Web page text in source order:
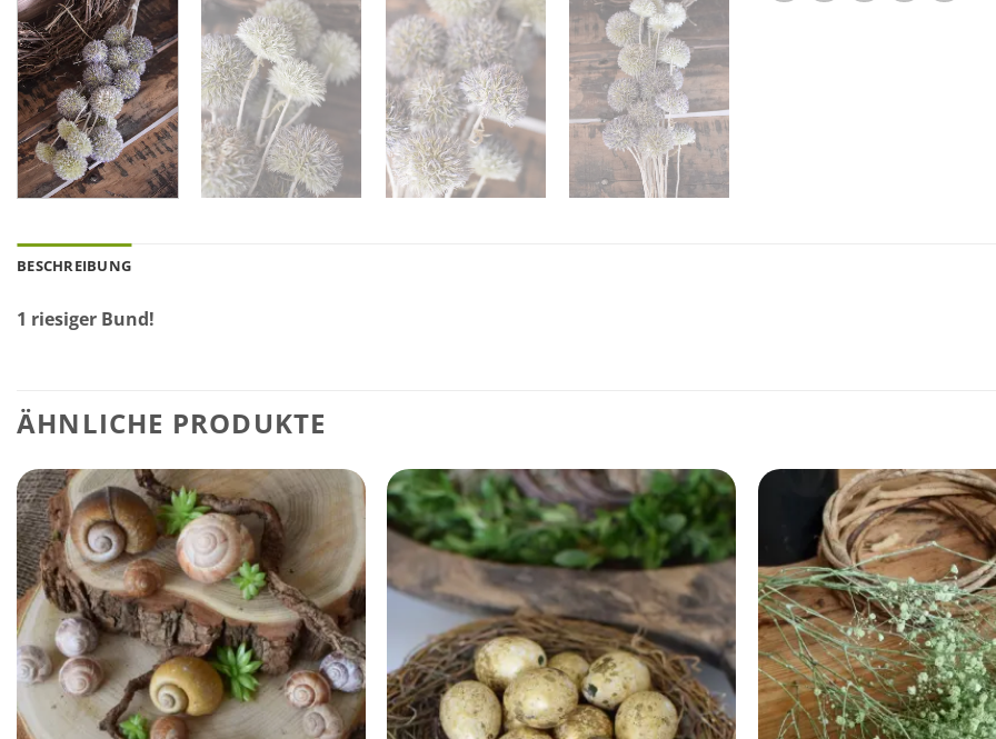
BESCHREIBUNG
1 riesiger Bund!
ÄHNLICHE PRODUKTE